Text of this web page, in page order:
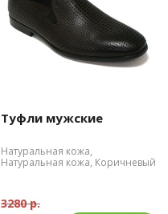
Туфли мужские
Натуральная кожа,
Натуральная кожа, Коричневый
3280 р.